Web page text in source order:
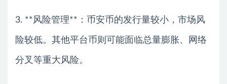
3. **风险管理**：币安币的发行量较小，市场风
险较低。其他平台币则可能面临总量膨胀、网络
分叉等重大风险。